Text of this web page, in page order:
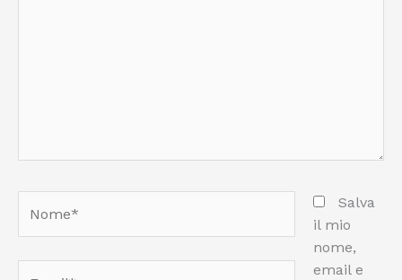
Salva
il mio
nome,
email e